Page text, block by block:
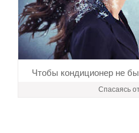
Чтобы кондиционер не
Спасаясь